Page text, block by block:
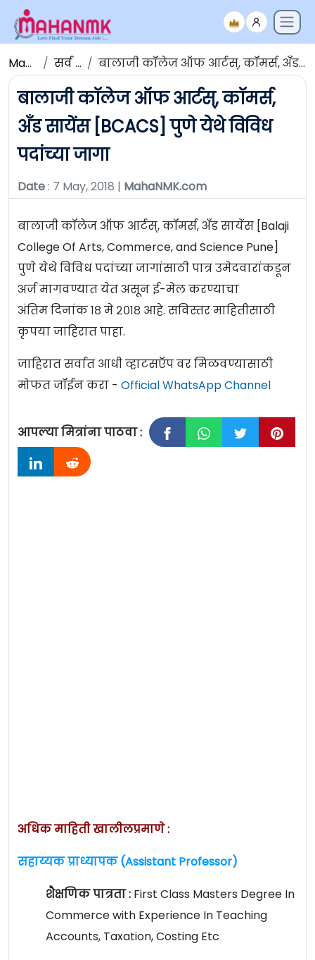
Maha NMK सर्व जाहिराती बालाजी कॉलेज ऑफ आर्टस्, कॉमर्स, अँड सायेंस [BCACS] पुणे येथे विविध पदांच्या जागा
बालाजी कॉलेज ऑफ आर्टस्, कॉमर्स,
अँड सायेंस [BCACS] पुणे येथे विविध
पदांच्या जागा
Date: 7 May, 2018 | MahaNMK.com
बालाजी कॉलेज ऑफ आर्टस्, कॉमर्स, अँड सायेंस [Balaji
College Of Arts, Commerce, and Science Pune]
पुणे येथे विविध पदांच्या जागांसाठी पात्र उमेदवारांकडून
अर्ज मागवण्यात येत असून ई-मेल करण्याचा
अंतिम दिनांक १८ मे २०१८ आहे. सविस्तर माहितीसाठी
कृपया जाहिरात पाहा.
जाहिरात सर्वात आधी व्हाटसऍप वर मिळवण्यासाठी
मोफत जॉईन करा - Official WhatsApp Channel
आपल्या मित्रांना पाठवा :
अधिक माहिती खालीलप्रमाणे :
सहाय्यक प्राध्यापक (Assistant Professor)
शैक्षणिक पात्रता : First Class Masters Degree In
Commerce with Experience In Teaching
Accounts, Taxation, Costing Etc